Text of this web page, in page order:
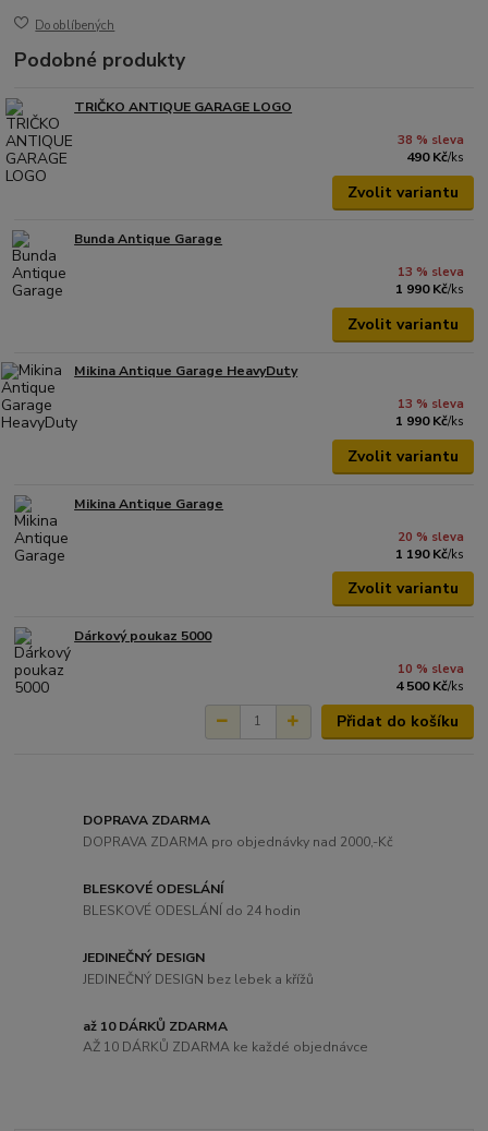
Do oblíbených
Podobné produkty
TRIČKO ANTIQUE GARAGE LOGO
38 % sleva
490 Kč/ks
Zvolit variantu
Bunda Antique Garage
13 % sleva
1 990 Kč/ks
Zvolit variantu
Mikina Antique Garage HeavyDuty
13 % sleva
1 990 Kč/ks
Zvolit variantu
Mikina Antique Garage
20 % sleva
1 190 Kč/ks
Zvolit variantu
Dárkový poukaz 5000
10 % sleva
4 500 Kč/ks
Přidat do košíku
DOPRAVA ZDARMA
DOPRAVA ZDARMA pro objednávky nad 2000,-Kč
BLESKOVÉ ODESLÁNÍ
BLESKOVÉ ODESLÁNÍ do 24 hodin
JEDINEČNÝ DESIGN
JEDINEČNÝ DESIGN bez lebek a křížů
až 10 DÁRKŮ ZDARMA
AŽ 10 DÁRKŮ ZDARMA ke každé objednávce